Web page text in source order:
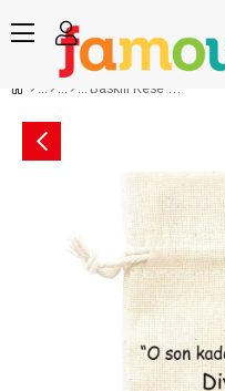
Baskılı Kese Hangover O Son Kadehi İçmeyecektik